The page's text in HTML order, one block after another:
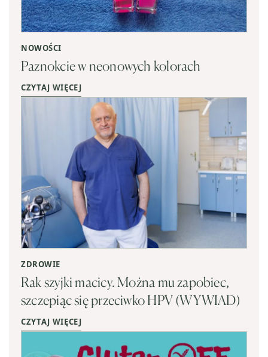
NOWOŚCI
Paznokcie w neonowych kolorach
CZYTAJ WIĘCEJ
ZDROWIE
Rak szyjki macicy. Można mu zapobiec,
szczepiąc się przeciwko HPV (WYWIAD)
CZYTAJ WIĘCEJ